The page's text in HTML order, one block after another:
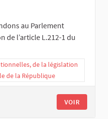
au Parlement
de l’article L.212-1 du
de la législation
de la République
VOIR